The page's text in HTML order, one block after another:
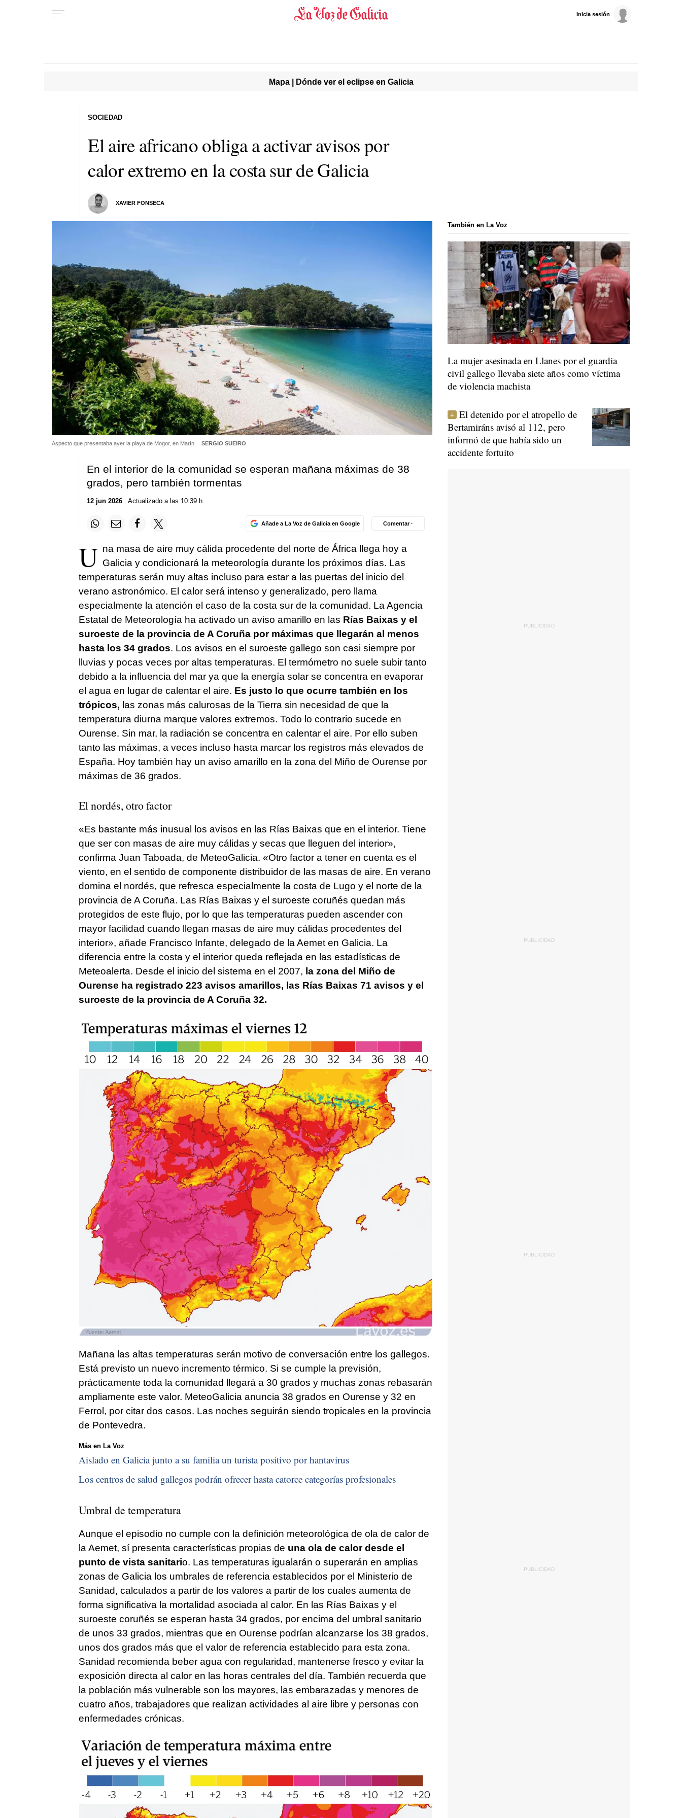
Inicia sesión
Mapa | Dónde ver el eclipse en Galicia
El aire africano obliga a activar avisos por
calor extremo en la costa sur de Galicia
XAVIER FONSECA
SOCIEDAD
Aspecto que presentaba ayer la playa de Mogor, en Marín. SERGIO SUEIRO
En el interior de la comunidad se esperan mañana máximas de 38
grados, pero también tormentas
12 jun 2026. Actualizado a las 10:39 h.
Añade a La Voz de Galicia en Google Comentar ·
U na masa de aire muy cálida procedente del norte de África llega hoy a
Galicia y condicionará la meteorología durante los próximos días. Las
temperaturas serán muy altas incluso para estar a las puertas del inicio del
verano astronómico. El calor será intenso y generalizado, pero llama
especialmente la atención el caso de la costa sur de la comunidad. La Agencia
Estatal de Meteorología ha activado un aviso amarillo en las Rías Baixas y el
suroeste de la provincia de A Coruña por máximas que llegarán al menos
hasta los 34 grados. Los avisos en el suroeste gallego son casi siempre por
lluvias y pocas veces por altas temperaturas. El termómetro no suele subir tanto
debido a la influencia del mar ya que la energía solar se concentra en evaporar
el agua en lugar de calentar el aire. Es justo lo que ocurre también en los
trópicos, las zonas más calurosas de la Tierra sin necesidad de que la
temperatura diurna marque valores extremos. Todo lo contrario sucede en
Ourense. Sin mar, la radiación se concentra en calentar el aire. Por ello suben
tanto las máximas, a veces incluso hasta marcar los registros más elevados de
España. Hoy también hay un aviso amarillo en la zona del Miño de Ourense por
máximas de 36 grados.
El nordés, otro factor
«Es bastante más inusual los avisos en las Rías Baixas que en el interior. Tiene
que ser con masas de aire muy cálidas y secas que lleguen del interior»,
confirma Juan Taboada, de MeteoGalicia. «Otro factor a tener en cuenta es el
viento, en el sentido de componente distribuidor de las masas de aire. En verano
domina el nordés, que refresca especialmente la costa de Lugo y el norte de la
provincia de A Coruña. Las Rías Baixas y el suroeste coruñés quedan más
protegidos de este flujo, por lo que las temperaturas pueden ascender con
mayor facilidad cuando llegan masas de aire muy cálidas procedentes del
interior», añade Francisco Infante, delegado de la Aemet en Galicia. La
diferencia entre la costa y el interior queda reflejada en las estadísticas de
Meteoalerta. Desde el inicio del sistema en el 2007, la zona del Miño de
Ourense ha registrado 223 avisos amarillos, las Rías Baixas 71 avisos y el
suroeste de la provincia de A Coruña 32.
Mañana las altas temperaturas serán motivo de conversación entre los gallegos.
Está previsto un nuevo incremento térmico. Si se cumple la previsión,
prácticamente toda la comunidad llegará a 30 grados y muchas zonas rebasarán
ampliamente este valor. MeteoGalicia anuncia 38 grados en Ourense y 32 en
Ferrol, por citar dos casos. Las noches seguirán siendo tropicales en la provincia
de Pontevedra.
Más en La Voz
Aislado en Galicia junto a su familia un turista positivo por hantavirus
Los centros de salud gallegos podrán ofrecer hasta catorce categorías profesionales
Umbral de temperatura
Aunque el episodio no cumple con la definición meteorológica de ola de calor de
la Aemet, sí presenta características propias de una ola de calor desde el
punto de vista sanitario. Las temperaturas igualarán o superarán en amplias
zonas de Galicia los umbrales de referencia establecidos por el Ministerio de
Sanidad, calculados a partir de los valores a partir de los cuales aumenta de
forma significativa la mortalidad asociada al calor. En las Rías Baixas y el
suroeste coruñés se esperan hasta 34 grados, por encima del umbral sanitario
de unos 33 grados, mientras que en Ourense podrían alcanzarse los 38 grados,
unos dos grados más que el valor de referencia establecido para esta zona.
Sanidad recomienda beber agua con regularidad, mantenerse fresco y evitar la
exposición directa al calor en las horas centrales del día. También recuerda que
la población más vulnerable son los mayores, las embarazadas y menores de
cuatro años, trabajadores que realizan actividades al aire libre y personas con
enfermedades crónicas.
También en La Voz
La mujer asesinada en Llanes por el guardia
civil gallego llevaba siete años como víctima
de violencia machista
El detenido por el atropello de
Bertamiráns avisó al 112, pero
informó de que había sido un
accidente fortuito